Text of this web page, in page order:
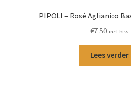
PIPOLI – Rosé Aglianico
€7.50 incl.btw
Lees verder